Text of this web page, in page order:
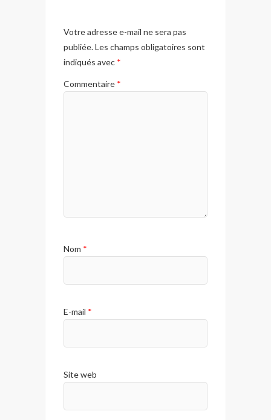
Votre adresse e-mail ne sera pas
publiée.Les champs obligatoires sont
indiqués avec *
Commentaire *
Nom *
E-mail *
Site web